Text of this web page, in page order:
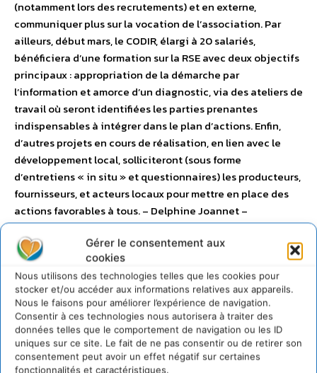
Gérer le consentement aux
cookies
Nous utilisons des technologies telles que les cookies pour
stocker et/ou accéder aux informations relatives aux appareils.
Nous le faisons pour améliorer l’expérience de navigation.
Consentir à ces technologies nous autorisera à traiter des
données telles que le comportement de navigation ou les ID
uniques sur ce site. Le fait de ne pas consentir ou de retirer son
consentement peut avoir un effet négatif sur certaines
fonctionnalités et caractéristiques.
(notamment lors des recrutements) et en externe,
communiquer plus sur la vocation de l’association. Par
ailleurs, début mars, le CODIR, élargi à 20 salariés,
bénéficiera d’une formation sur la RSE avec deux objectifs
principaux : appropriation de la démarche par
l’information et amorce d’un diagnostic, via des ateliers de
travail où seront identifiées les parties prenantes
indispensables à intégrer dans le plan d’actions. Enfin,
d’autres projets en cours de réalisation, en lien avec le
développement local, solliciteront (sous forme
d’entretiens « in situ » et questionnaires) les producteurs,
fournisseurs, et acteurs locaux pour mettre en place des
actions favorables à tous. – Delphine Joannet –
djoannet@vvfvillages.fr
DIALOGUE 2.0 : DIALOGUE EN
LIGNE
Orange